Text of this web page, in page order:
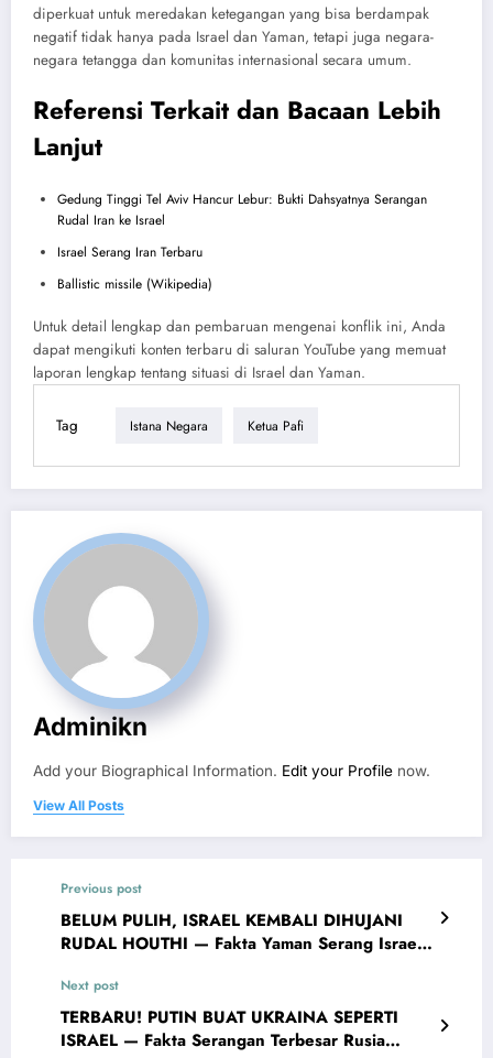
diperkuat untuk meredakan ketegangan yang bisa berdampak
negatif tidak hanya pada Israel dan Yaman, tetapi juga negara-
negara tetangga dan komunitas internasional secara umum.
Referensi Terkait dan Bacaan Lebih
Lanjut
Gedung Tinggi Tel Aviv Hancur Lebur: Bukti Dahsyatnya Serangan
Rudal Iran ke Israel
Israel Serang Iran Terbaru
Ballistic missile (Wikipedia)
Untuk detail lengkap dan pembaruan mengenai konflik ini, Anda
dapat mengikuti konten terbaru di saluran YouTube yang memuat
laporan lengkap tentang situasi di Israel dan Yaman.
Tag Istana Negara Ketua Pafi
Adminikn
Add your Biographical Information. Edit your Profile now.
View All Posts
Previous post
BELUM PULIH, ISRAEL KEMBALI DIHUJANI
RUDAL HOUTHI — Fakta Yaman Serang Israel
Next post
TERBARU! PUTIN BUAT UKRAINA SEPERTI
ISRAEL — Fakta Serangan Terbesar Rusia